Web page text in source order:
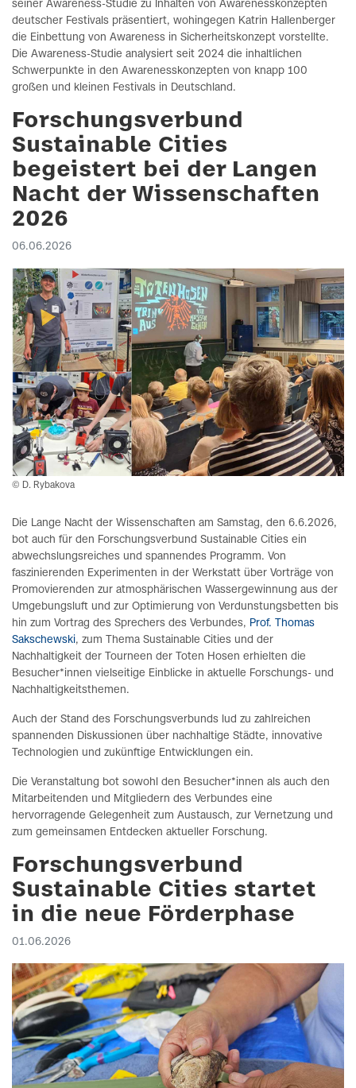
seiner Awareness-Studie zu Inhalten von Awarenesskonzepten
deutscher Festivals präsentiert, wohingegen Katrin Hallenberger
die Einbettung von Awareness in Sicherheitskonzept vorstellte.
Die Awareness-Studie analysiert seit 2024 die inhaltlichen
Schwerpunkte in den Awarenesskonzepten von knapp 100
großen und kleinen Festivals in Deutschland.
Forschungsverbund
Sustainable Cities
begeistert bei der Langen
Nacht der Wissenschaften
2026
06.06.2026
© D. Rybakova
Die Lange Nacht der Wissenschaften am Samstag, den 6.6.2026,
bot auch für den Forschungsverbund Sustainable Cities ein
abwechslungsreiches und spannendes Programm. Von
faszinierenden Experimenten in der Werkstatt über Vorträge von
Promovierenden zur atmosphärischen Wassergewinnung aus der
Umgebungsluft und zur Optimierung von Verdunstungsbetten bis
hin zum Vortrag des Sprechers des Verbundes, Prof. Thomas
Sakschewski , zum Thema Sustainable Cities und der
Nachhaltigkeit der Tourneen der Toten Hosen erhielten die
Besucher*innen vielseitige Einblicke in aktuelle Forschungs- und
Nachhaltigkeitsthemen.
Auch der Stand des Forschungsverbunds lud zu zahlreichen
spannenden Diskussionen über nachhaltige Städte, innovative
Technologien und zukünftige Entwicklungen ein.
Die Veranstaltung bot sowohl den Besucher*innen als auch den
Mitarbeitenden und Mitgliedern des Verbundes eine
hervorragende Gelegenheit zum Austausch, zur Vernetzung und
zum gemeinsamen Entdecken aktueller Forschung.
Forschungsverbund
Sustainable Cities startet
in die neue Förderphase
01.06.2026